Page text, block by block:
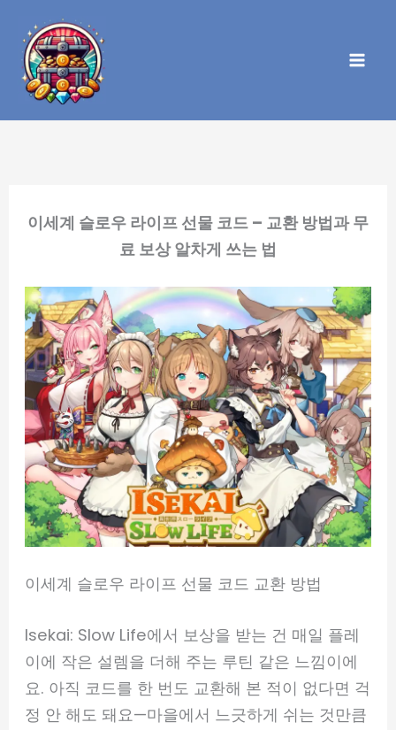
건
이세계 슬로우 라이프 선물 코드 – 교환 방법과 무
료 보상 알차게 쓰는 법
이세계 슬로우 라이프 선물 코드 교환 방법
Isekai: Slow Life에서 보상을 받는 건 매일 플레
이에 작은 설렘을 더해 주는 루틴 같은 느낌이에
요. 아직 코드를 한 번도 교환해 본 적이 없다면 걱
정 안 해도 돼요—마을에서 느긋하게 쉬는 것만큼